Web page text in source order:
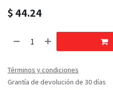
$ 44.24
Términos y condiciones
Grantía de devolución de 30 días